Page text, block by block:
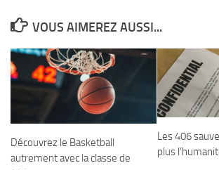
VOUS AIMEREZ AUSSI...
Découvrez le Basketball
autrement avec la classe de
Les 406
plus